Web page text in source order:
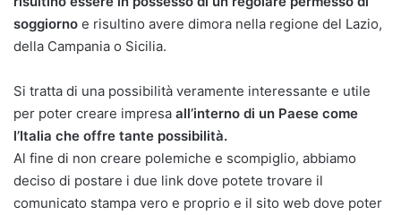
soggiorno e risultino avere dimora nella regione del Lazio,
della Campania o Sicilia.
Si tratta di una possibilità veramente interessante e utile
per poter creare impresa all’interno di un Paese come
l’Italia che offre tante possibilità.
Al fine di non creare polemiche e scompiglio, abbiamo
deciso di postare i due link dove potete trovare il
comunicato stampa vero e proprio e il sito web dove poter